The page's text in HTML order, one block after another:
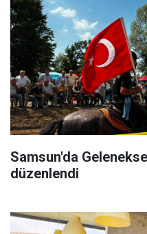
Samsun'da
düzenlendi